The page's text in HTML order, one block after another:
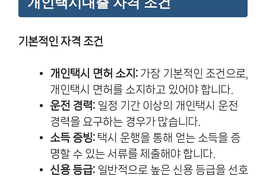
기본적인 자격 조건
개인택시 면허 소지: 가장 기본적인 조건으로,
개인택시 면허를 소지하고 있어야 합니다.
운전 경력: 일정 기간 이상의 개인택시 운전
경력을 요구하는 경우가 많습니다.
소득 증빙: 택시 운행을 통해 얻는 소득을 증
명할 수 있는 서류를 제출해야 합니다.
신용 등급: 일반적으로 높은 신용 등급을 선호